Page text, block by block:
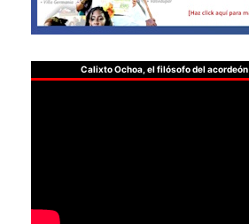
Calixto Ochoa, el filósofo del acordeón